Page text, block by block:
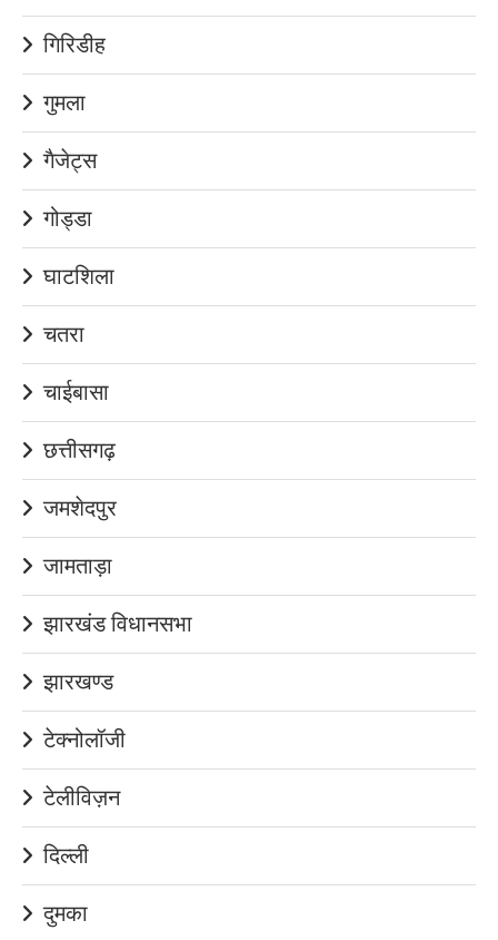
गिरिडीह
गुमला
गैजेट्स
गोड्डा
घाटशिला
चतरा
चाईबासा
छत्तीसगढ़
जमशेदपुर
जामताड़ा
झारखंड विधानसभा
झारखण्ड
टेक्नोलॉजी
टेलीविज़न
दिल्ली
दुमका